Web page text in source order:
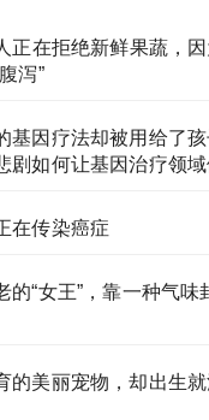
正在拒绝新鲜果蔬，
泻”
基因疗法却被用给了
剧如何让基因治疗领
在传染癌症
的“女王”，靠一种气味
的美丽宠物，却出生